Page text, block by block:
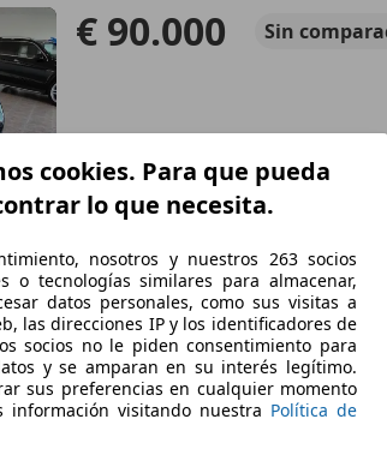
€ 90.000 Sin
04/1969 16.000 km
cookies. Para que pueda
lo que necesita.
nosotros y nuestros 263 socios
o tecnologías similares para almacenar,
datos personales, como sus visitas a
las direcciones IP y los identificadores de
socios no le piden consentimiento para
y se amparan en su interés legítimo.
sus preferencias en cualquier momento
información visitando nuestra Política de